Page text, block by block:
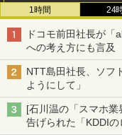
1時間 24
ドコモ前田社長が
への考え方にも言及
NTT島田社長、ソフ
ようにして」
[石川温の「スマホ業
告げられた「KDDI